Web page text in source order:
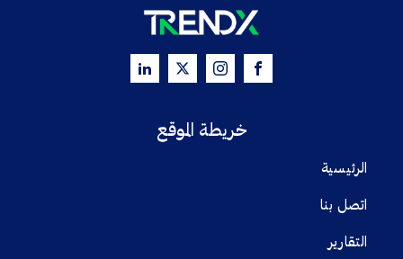
خريطة الموقع
الرئيسية
اتصل بنا
التقارير